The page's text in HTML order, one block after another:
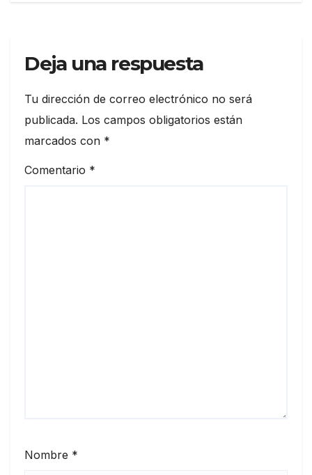
Deja una respuesta
Tu dirección de correo electrónico no será
publicada. Los campos obligatorios están
marcados con *
Comentario *
Nombre *